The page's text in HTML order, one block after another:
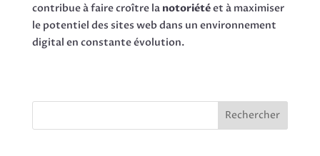
contribue à faire croître la notoriétéet à maximiser
le potentiel des sites web dans un environnement
digital en constante évolution.
Rechercher